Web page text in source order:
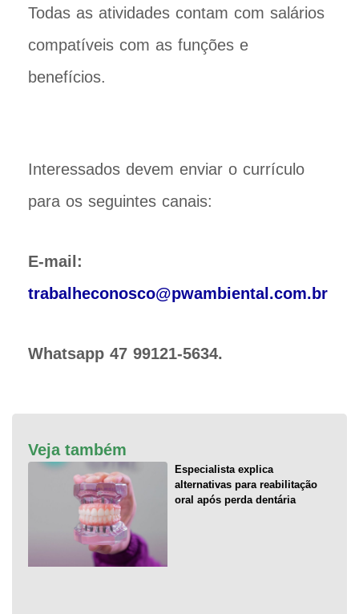
Todas as atividades contam com salários
compatíveis com as funções e
benefícios.
Interessados devem enviar o currículo
para os seguintes canais:
E-mail:
trabalheconosco@pwambiental.com.br
Whatsapp 47 99121-5634.
Veja também
Especialista explica
alternativas para reabilitação
oral após perda dentária